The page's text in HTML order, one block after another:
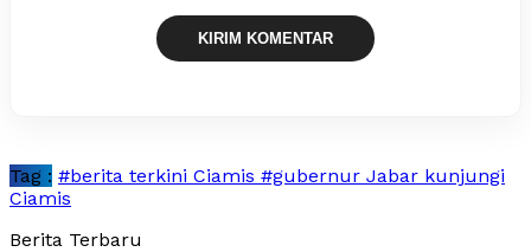
Tag : #berita terkini Ciamis #gubernur Jabar kunjungi
Ciamis
Berita Terbaru